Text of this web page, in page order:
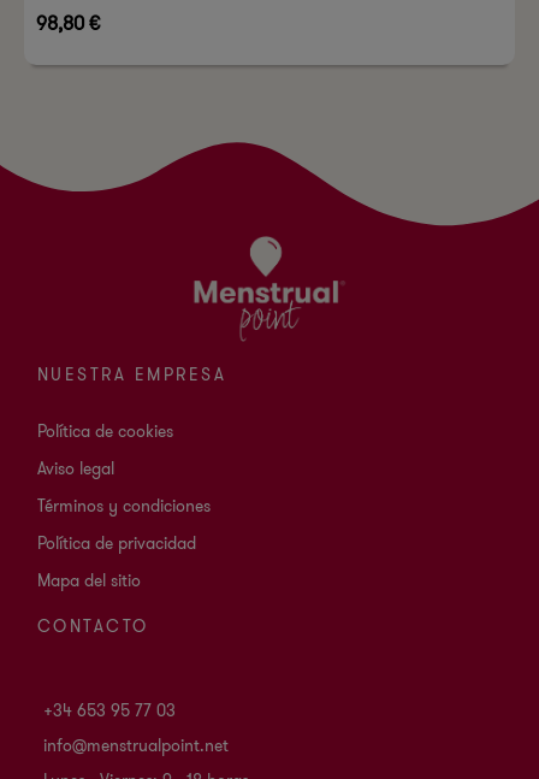
98,80 €
NUESTRA EMPRESA
Política de cookies
Aviso legal
Términos y condiciones
Política de privacidad
Mapa del sitio
CONTACTO
+34 653 95 77 03
info@menstrualpoint.net